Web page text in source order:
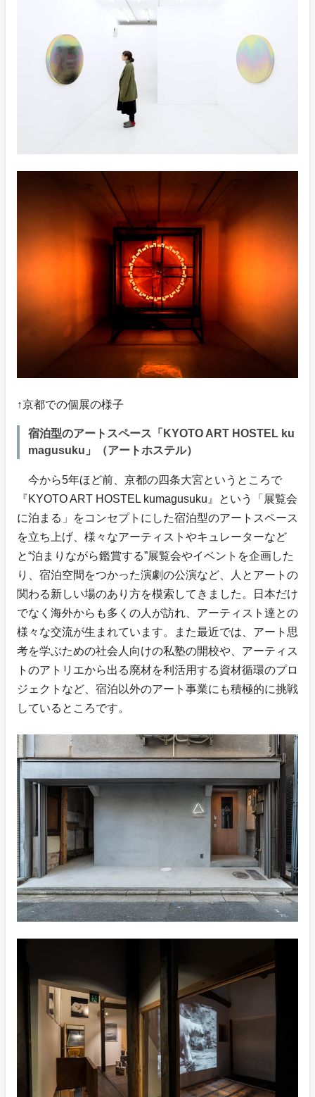
↑京都での個展の様子
宿泊型のアートスペース「KYOTO ART HOSTEL ku
magusuku」（アートホステル）
今から5年ほど前、京都の四条大宮というところで
『KYOTO ART HOSTEL kumagusuku』という「展覧会
に泊まる」をコンセプトにした宿泊型のアートスペース
を立ち上げ、様々なアーティストやキュレーターなど
と“泊まりながら鑑賞する”展覧会やイベントを企画した
り、宿泊空間をつかった演劇の公演など、人とアートの
関わる新しい場のあり方を模索してきました。日本だけ
でなく海外からも多くの人が訪れ、アーティスト達との
様々な交流が生まれています。また最近では、アート思
考を学ぶための社会人向けの私塾の開校や、アーティス
トのアトリエから出る廃材を利活用する資材循環のプロ
ジェクトなど、宿泊以外のアート事業にも積極的に挑戦
しているところです。